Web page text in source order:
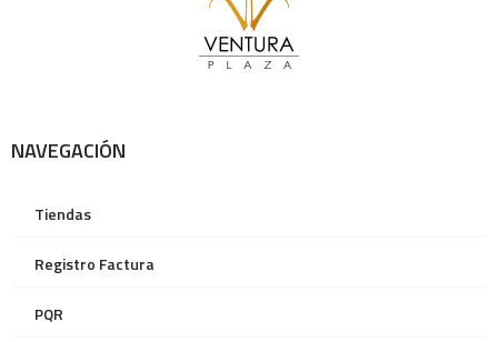
NAVEGACIÓN
Tiendas
Registro Factura
PQR